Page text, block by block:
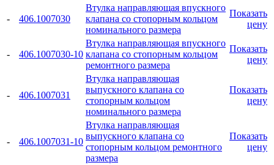
- 406.1007030
Втулка направляющая впускного
клапана со стопорным кольцом
номинального размера
Показать
цену
- 406.1007030-10
Втулка направляющая впускного
клапана со стопорным кольцом
ремонтного размера
Показать
цену
- 406.1007031
Втулка направляющая
выпускного клапана со
стопорным кольцом
номинального размера
Показать
цену
- 406.1007031-10
Втулка направляющая
выпускного клапана со
стопорным кольцом ремонтного
размера
Показать
цену